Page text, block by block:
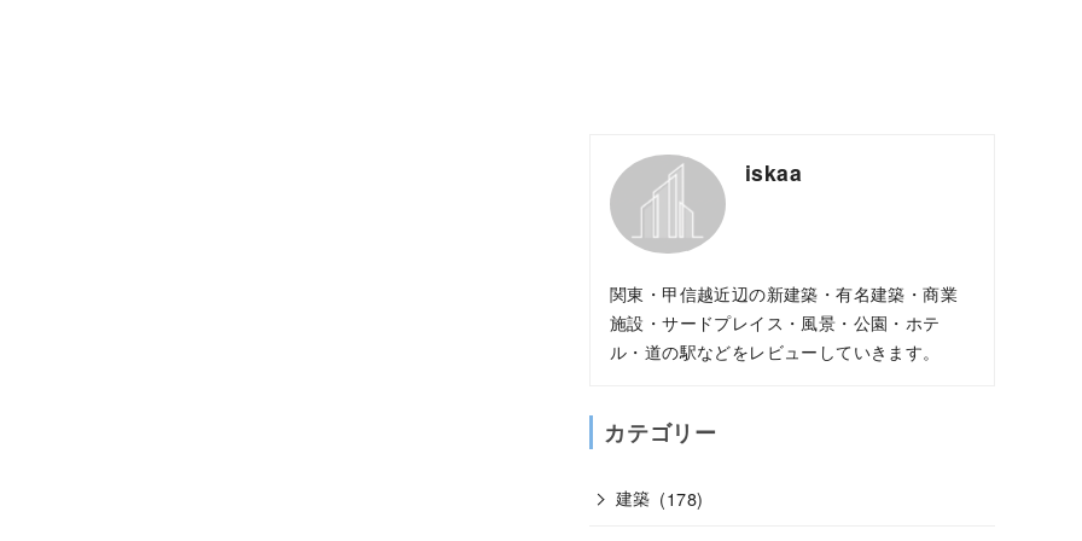
iskaa
関東・甲信越近辺の新建築・有名建築・商業
施設・サードプレイス・風景・公園・ホテ
ル・道の駅などをレビューしていきます。
カテゴリー
建築 (178)